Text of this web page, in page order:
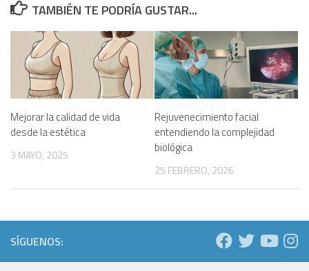
TAMBIÉN TE PODRÍA GUSTAR...
Mejorar la calidad de vida
desde la estética
3 MAYO, 2025
Rejuvenecimiento facial
entendiendo la complejidad
biológica
25 FEBRERO, 2026
SÍGUENOS: